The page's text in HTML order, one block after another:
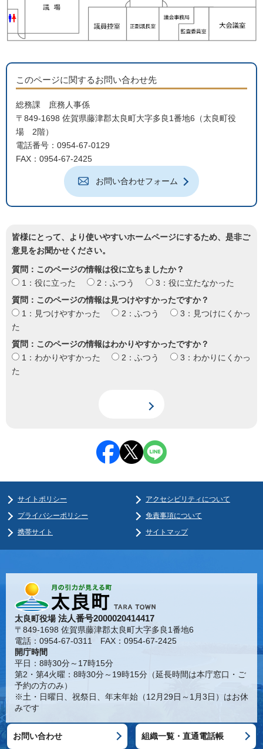
このページに関するお問い合わせ先
総務課 庶務人事係
〒849-1698 佐賀県藤津郡太良町大字多良1番地6（太良町役
場 2階）
電話番号：0954-67-0129
FAX：0954-67-2425
お問い合わせフォーム
皆様にとって、より使いやすいホームページにするため、是非ご
意見をお聞かせください。
質問：このページの情報は役に立ちましたか？
1：役に立った
2：ふつう
3：役に立たなかった
質問：このページの情報は見つけやすかったですか？
1：見つけやすかった
2：ふつう
3：見つけにくかっ
た
質問：このページの情報はわかりやすかったですか？
1：わかりやすかった
2：ふつう
3：わかりにくかっ
た
サイトポリシー
アクセシビリティについて
プライバシーポリシー
免責事項について
携帯サイト
サイトマップ
太良町役場法人番号2000020414417
〒849-1698 佐賀県藤津郡太良町大字多良1番地6
電話：0954-67-0311 FAX：0954-67-2425
開庁時間
平日：8時30分～17時15分
第2・第4火曜：8時30分～19時15分（延長時間は本庁窓口・ご
予約の方のみ）
※土・日曜日、祝祭日、年末年始（12月29日～1月3日）はお休
みです
お問い合わせ 組織一覧・直通電話帳